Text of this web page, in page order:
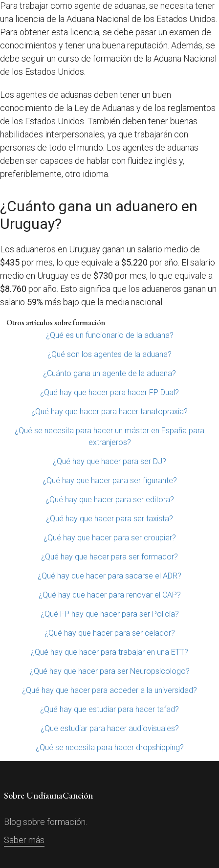
Para trabajar como agente de aduanas, se necesita tener
una licencia de la Aduana Nacional de los Estados Unidos.
Para obtener esta licencia, se debe pasar un examen de
conocimientos y tener una buena reputación. Además, se
debe seguir un curso de formación de la Aduana Nacional
de los Estados Unidos.
Los agentes de aduanas deben tener un buen
conocimiento de la Ley de Aduanas y de los reglamentos
de los Estados Unidos. También deben tener buenas
habilidades interpersonales, ya que trabajarán con
personas de todo el mundo. Los agentes de aduanas
deben ser capaces de hablar con fluidez inglés y,
preferiblemente, otro idioma.
¿Cuánto gana un aduanero en
Uruguay?
Los aduaneros en Uruguay ganan un salario medio de
$435por mes, lo que equivale a $5.220 por año. El salario
medio en Uruguay es de $730 por mes, lo que equivale a
$8.760 por año. Esto significa que los aduaneros ganan un
salario 59% más bajo que la media nacional.
Otros artículos sobre formación
¿Qué es un funcionario de la aduana?
¿Qué son los agentes de la aduana?
¿Cuánto gana un agente de la aduana?
¿Qué hay que hacer para hacer FP Dual?
¿Qué hay que hacer para hacer tanatopraxia?
¿Qué se necesita para hacer un máster en España para
extranjeros?
¿Qué hay que hacer para ser DJ?
¿Qué hay que hacer para ser figurante?
¿Qué hay que hacer para ser editora?
¿Qué hay que hacer para ser taxista?
¿Qué hay que hacer para ser croupier?
¿Qué hay que hacer para ser formador?
¿Qué hay que hacer para sacarse el ADR?
¿Qué hay que hacer para renovar el CAP?
¿Qué FP hay que hacer para ser Policía?
¿Qué hay que hacer para ser celador?
¿Qué hay que hacer para trabajar en una ETT?
¿Qué hay que hacer para ser Neuropsicologo?
¿Qué hay que hacer para acceder a la universidad?
¿Qué hay que estudiar para hacer tafad?
¿Que estudiar para hacer audiovisuales?
¿Qué se necesita para hacer dropshipping?
Sobre UndíaunaCanción
Blog sobre formación.
Saber más